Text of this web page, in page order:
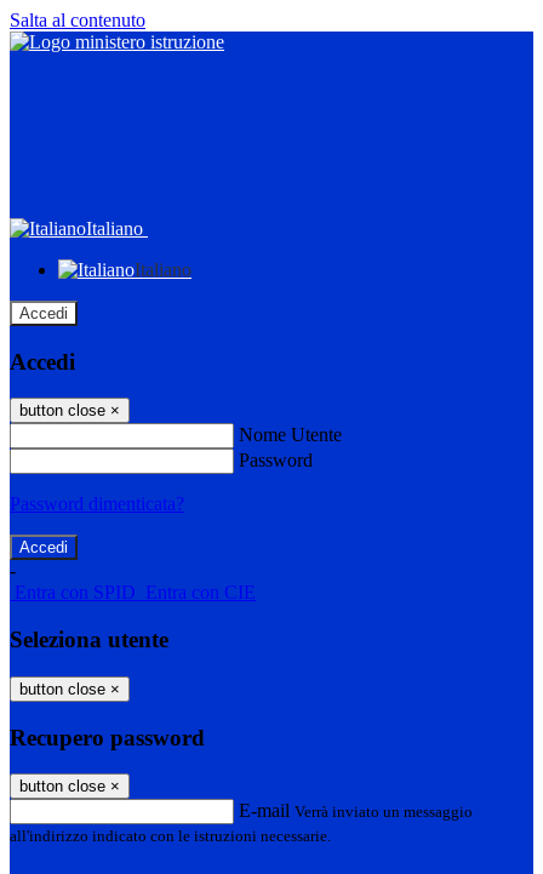
Salta al contenuto
Italiano
Italiano
Accedi
Accedi
button close ×
Nome Utente
Password
Password dimenticata?
-
Entra con SPID Entra con CIE
Seleziona utente
button close ×
Recupero password
button close ×
E-mail Verrà inviato un messaggio
all'indirizzo indicato con le istruzioni necessarie.